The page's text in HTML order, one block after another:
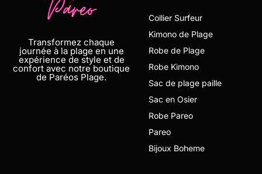
Transformez chaque
journée à la plage en une
expérience de style et de
confort avec notre boutique
de Paréos Plage.
Collier Surfeur
Kimono de Plage
Robe de Plage
Robe Kimono
Sac de plage paille
Sac en Osier
Robe Pareo
Pareo
Bijoux Boheme